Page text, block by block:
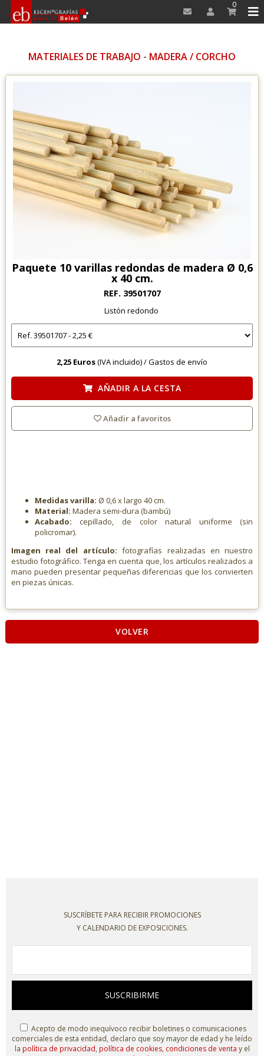
0
MATERIALES DE TRABAJO - MADERA / CORCHO
Paquete 10 varillas redondas de madera Ø 0,6
x 40 cm.
REF. 39501707
Listón redondo
2,25 Euros(IVA incluido) /Gastos de envío
AÑADIR A LA CESTA
Añadir a favoritos
Medidas varilla: Ø 0,6 x largo 40 cm.
Material: Madera semi-dura (bambú)
Acabado:cepillado, de color natural uniforme (sin
policromar).
Imagen real del artículo: fotografías realizadas en nuestro
estudio fotográfico. Tenga en cuenta que, los artículos realizados a
mano pueden presentar pequeñas diferencias que los convierten
en piezas únicas.
VOLVER
SUSCRÍBETE PARA RECIBIR PROMOCIONES
Y CALENDARIO DE EXPOSICIONES.
SUSCRIBIRME
Acepto de modo inequívoco recibir boletines o comunicaciones
comerciales de esta entidad, declaro que soy mayor de edad y he leído
la política de privacidad, política de cookies, condiciones de venta y el